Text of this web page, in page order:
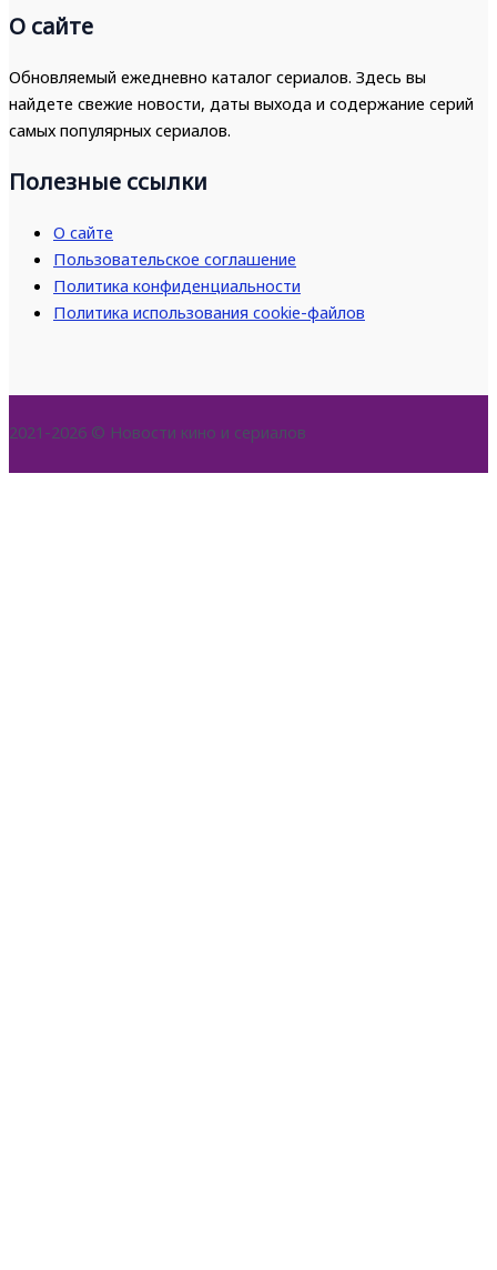
О сайте
Обновляемый ежедневно каталог сериалов. Здесь вы
найдете свежие новости, даты выхода и содержание серий
самых популярных сериалов.
Полезные ссылки
О сайте
Пользовательское соглашение
Политика конфиденциальности
Политика использования cookie-файлов
2021-2026 © Новости кино и сериалов